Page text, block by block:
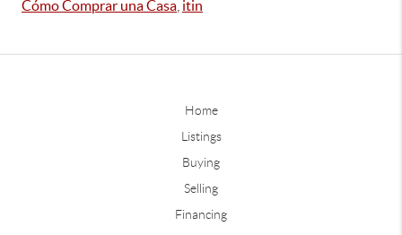
Cómo Comprar una Casa itin
Home
Listings
Buying
Selling
Financing